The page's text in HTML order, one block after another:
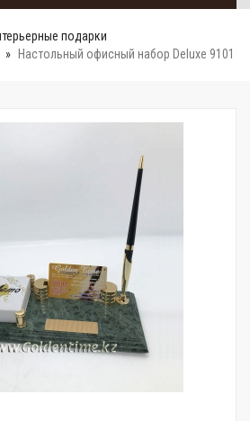
подарки
Настольный офисный набор Deluxe 9101